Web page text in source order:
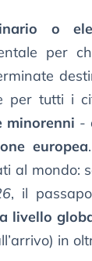
o
per
per tutti i
minorenni -
europea
al mondo:
, il
livello
in